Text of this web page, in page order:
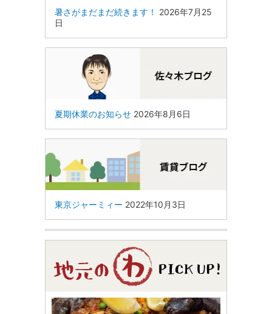
暑さがまだまだ続きます！
2026年7月25
日
夏期休業のお知らせ 2026年8月6日
東京ジャーミィー 2022年10月3日